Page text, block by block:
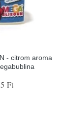
- citrom aroma
Ft